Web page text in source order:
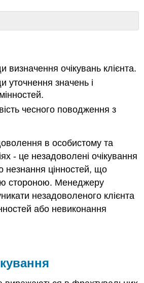
визначення очікувань клієнта.
уточнення значень і
чесного поводження з
в особистому та
- це незадоволені очікування
незнання цінностей, що
стороною. Менеджеру
незадоволеного клієнта
або невиконання